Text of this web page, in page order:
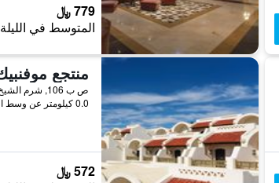
779 ﷼
المتوسط في الليلة
ص ب 106, شرم الشيخ, مصر
0.0 كيلومتر عن وسط المدينة
572 ﷼